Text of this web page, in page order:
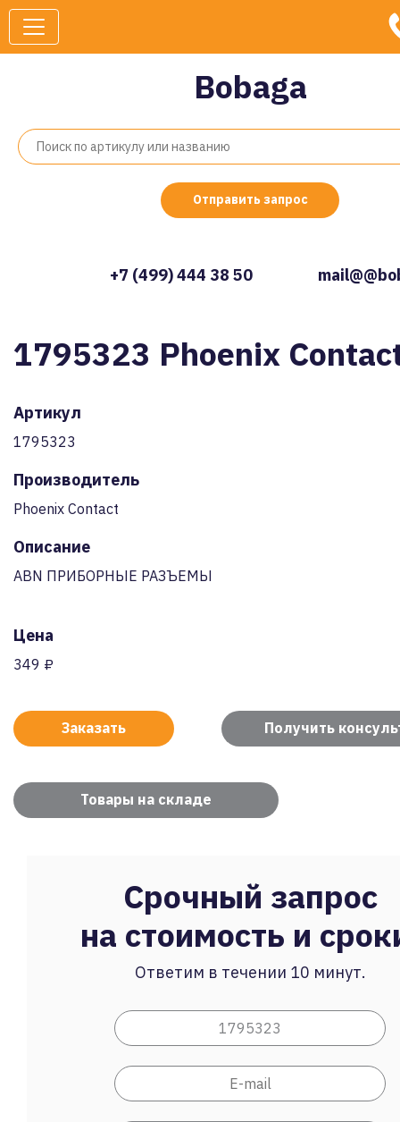
Bobaga
Отправить запрос
+7 (499) 444 38 50
1795323 Phoenix
Артикул
1795323
Производитель
Phoenix Contact
Описание
ABN ПРИБОРНЫЕ РАЗЪЕМЫ
Цена
349 ₽
Заказать Получить
Товары на складе
Срочный запрос
на стоимость и
Ответим в течении 10 минут.